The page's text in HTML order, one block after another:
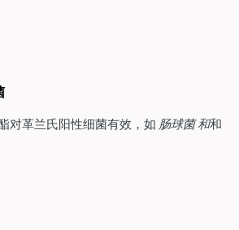
对革兰氏阳性细菌有效，如 肠球菌和和